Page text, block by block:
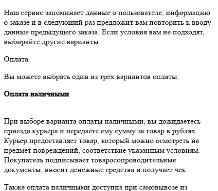
Наш сервис запоминает данные о пользователе, информацию
о заказе и в следующий раз предложит вам повторить к вводу
данные предыдущего заказа. Если условия вам не подходят,
выбирайте другие варианты.
Оплата
Вы можете выбрать один из трёх вариантов оплаты:
Оплата наличными
При выборе варианта оплаты наличными, вы дожидаетесь
приезда курьера и передаёте ему сумму за товар в рублях.
Курьер предоставляет товар, который можно осмотреть на
предмет повреждений, соответствие указанным условиям.
Покупатель подписывает товаросопроводительные
документы, вносит денежные средства и получает чек.
Также оплата наличными доступна при самовывозе из